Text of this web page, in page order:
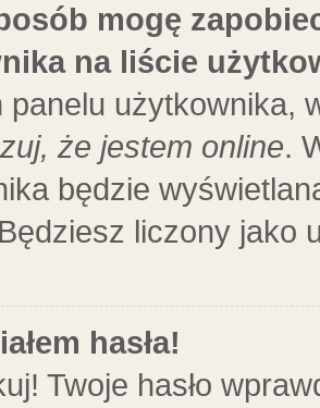
mogę
na liście
panelu użytkownika,
że jestem online.
będzie
liczony jako
hasła!
Twoje hasło